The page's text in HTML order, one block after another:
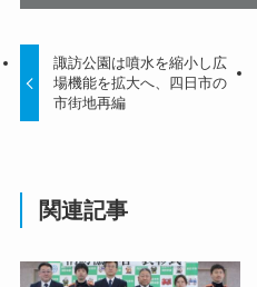
諏訪公園は噴水を縮小し広
場機能を拡大へ、四日市の
市街地再編
関連記事